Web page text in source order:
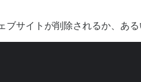
サイトが削除されるか、あ